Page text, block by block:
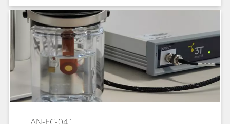
inorganic cations. Sample preconcentration
applies combined Inline Preconcentration
and Matrix Elimination (MiPCT-ME).
AN-EC-041